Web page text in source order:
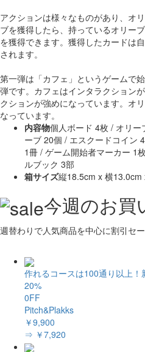
アクションは様々なものがあり、オ
ブを獲得したら、持っているオリー
を獲得できます。獲得したカードは
されます。
第一弾は「カフェ」というゲームで
弾です。カフェはインタラクション
クションが強めになっています。オ
なっています。
内容物個人ボード 4枚 / オリー
ーブ 20個 / エスクードコイン
1冊 / ゲーム開始者マーカー 1
ルブック 3部
箱サイズ縦18.5cm x 横13.0cm
今週のお買
週替わりで人気商品を中心に割引セ
作れるコースは100通り以上
20%
0FF
Pitch&Plakks
￥9,900
⇒ ￥7,920